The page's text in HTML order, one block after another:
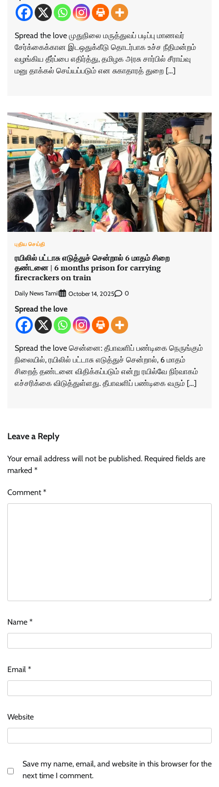
Spread the love முதுநிலை மருத்துவப் படிப்பு மாணவர்
சேர்க்கைக்கான இடஒதுக்கீடு தொடர்பாக உச்ச நீதிமன்றம்
வழங்கிய தீர்ப்பை எதிர்த்து, தமிழக அரசு சார்பில் சீராய்வு
மனு தாக்கல் செய்யப்படும் என சுகாதாரத் துறை […]
புதிய செய்தி
ரயிலில் பட்டாசு எடுத்துச் சென்றால் 6 மாதம் சிறை
தண்டனை | 6 months prison for carrying
firecrackers on train
Daily News Tamil October 14, 2025 0
Spread the love
Spread the love சென்னை: தீ​பாவளிப் பண்​டிகை நெருங்​கும்
நிலை​யில், ரயி​லில் பட்​டாசு எடுத்​துச் சென்​றால், 6 மாதம்
சிறைத் தண்​டனை விதிக்​கப்​படும் என்று ரயில்வே நிர்​வாகம்
எச்​சரிக்கை விடுத்​துள்​ளது. தீபாவளிப் பண்​டிகை வரும் […]
Leave a Reply
Your email address will not be published. Required fields are
marked *
Comment*
Name *
Email *
Website
Save my name, email, and website in this browser for the
next time I comment.